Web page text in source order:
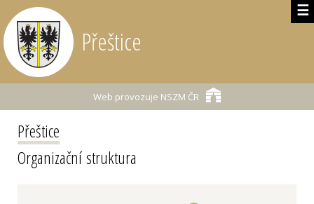
☰
Přeštice
Web provozuje NSZM ČR
Přeštice
Organizační struktura